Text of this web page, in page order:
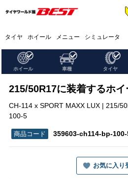
タイヤ ホイール メニュー シミュレータ
ホイール 車種 タイヤ
215/50R17に装着するホ
CH-114 x SPORT MAXX LUX | 215/
100-5
359603-ch114-bp-
お気に入り